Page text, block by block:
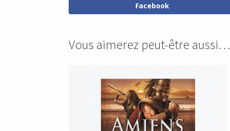
Facebook
Vous aimerez peut-être aussi…